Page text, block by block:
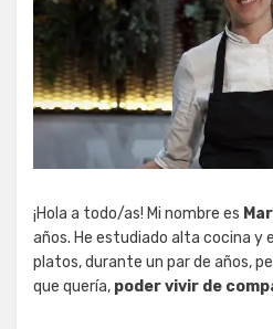
¡Hola a todo/as! Mi nombre es
años. He estudiado alta cocina y
platos, durante un par de años,
que quería, poder vivir de